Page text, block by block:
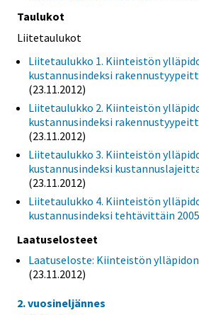
Taulukot
Liitetaulukot
Liitetaulukko 1. Kiinteistön
kustannusindeksi
(23.11.2012)
Liitetaulukko 2. Kiinteistön
kustannusindeksi
(23.11.2012)
Liitetaulukko 3. Kiinteistön
kustannusindeksi
(23.11.2012)
Liitetaulukko 4. Kiinteistön
kustannusindeksi tehtävittäin
Laatuselosteet
Laatuseloste: Kiinteistön
(23.11.2012)
2. vuosineljännes